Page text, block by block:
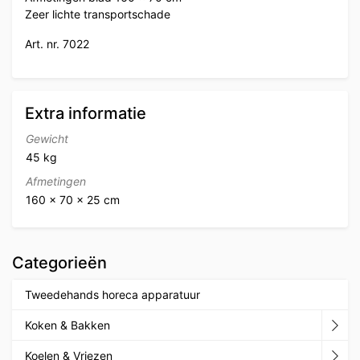
Zeer lichte transportschade
Art. nr. 7022
Extra informatie
Gewicht
45 kg
Afmetingen
160 × 70 × 25 cm
Categorieën
Tweedehands horeca apparatuur
Koken & Bakken
Koelen & Vriezen